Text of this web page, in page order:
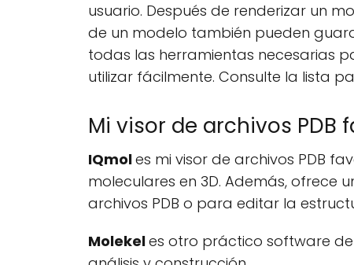
usuario. Después de renderizar un
de un modelo también pueden
todas las herramientas necesarias
utilizar fácilmente. Consulte la lista
Mi visor de archivos PDB
IQmoles mi visor de archivos PDB
moleculares en 3D. Además, ofrece
archivos PDB o para editar la
Molekeles otro práctico software de